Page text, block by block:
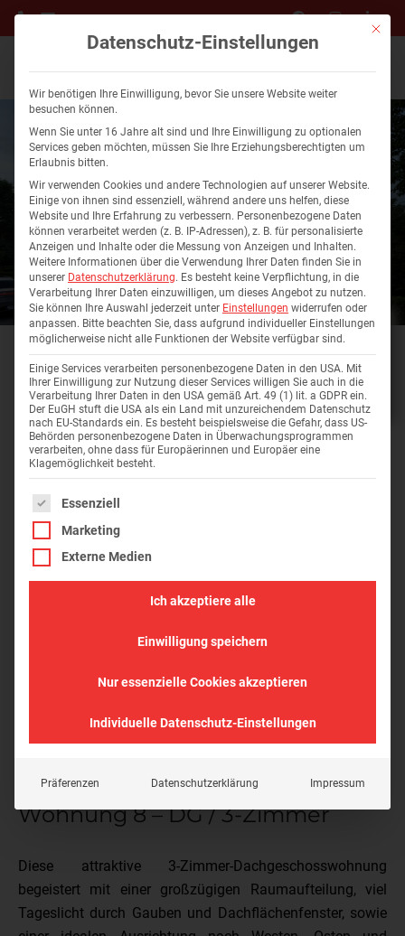
Wohnung 8 – DG / 3-
Zimmer
Wohnung 8 – DG / 3-Zimmer
Diese attraktive 3-Zimmer-Dachgeschosswohnung
begeistert mit einer großzügigen Raumaufteilung, viel
Tageslicht durch Gauben und Dachflächenfenster, sowie
Mit
Datenschutz-Einstellungen
Wir benötigen Ihre Einwilligung, bevor Sie unsere Website weiter
besuchen können.
Wenn Sie unter 16 Jahre alt sind und Ihre Einwilligung zu optionalen
Services geben möchten, müssen Sie Ihre Erziehungsberechtigten um
Erlaubnis bitten.
Wir verwenden Cookies und andere Technologien auf unserer Website.
Einige von ihnen sind essenziell, während andere uns helfen, diese
Website und Ihre Erfahrung zu verbessern. Personenbezogene Daten
können verarbeitet werden (z. B. IP-Adressen), z. B. für personalisierte
Anzeigen und Inhalte oder die Messung von Anzeigen und Inhalten.
Weitere Informationen über die Verwendung Ihrer Daten finden Sie in
unserer Datenschutzerklärung. Es besteht keine Verpflichtung, in die
Verarbeitung Ihrer Daten einzuwilligen, um dieses Angebot zu nutzen.
Sie können Ihre Auswahl jederzeit unter Einstellungen widerrufen oder
anpassen. Bitte beachten Sie, dass aufgrund individueller Einstellungen
möglicherweise nicht alle Funktionen der Website verfügbar sind.
Einige Services verarbeiten personenbezogene Daten in den USA. Mit
Ihrer Einwilligung zur Nutzung dieser Services willigen Sie auch in die
Verarbeitung Ihrer Daten in den USA gemäß Art. 49 (1) lit. a GDPR ein.
Der EuGH stuft die USA als ein Land mit unzureichendem Datenschutz
nach EU-Standards ein. Es besteht beispielsweise die Gefahr, dass US-
Behörden personenbezogene Daten in Überwachungsprogrammen
verarbeiten, ohne dass für Europäerinnen und Europäer eine
Klagemöglichkeit besteht.
Es folgt eine Liste der Service-Gruppen, für die eine
Essenziell
Marketing
Externe Medien
Ich akzeptiere alle
Einwilligung speichern
Nur essenzielle Cookies akzeptieren
Individuelle Datenschutz-Einstellungen
Präferenzen Datenschutzerklärung Impressum